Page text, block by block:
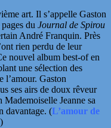
art. Il s’appelle Gaston
du Journal de Spirou
André Franquin. Près
rien perdu de leur
nouvel album best-of en
une sélection des
l’amour. Gaston
ses airs de doux rêveur
Jeanne sa
davantage. (L’amour de
)